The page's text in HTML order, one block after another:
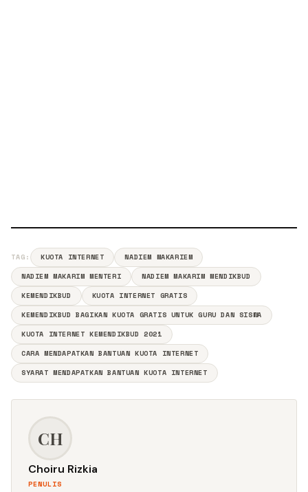
TAG: KUOTA INTERNET
NADIEM MAKARIEM
NADIEM MAKARIM MENTERI
NADIEM MAKARIM MENDIKBUD
KEMENDIKBUD
KUOTA INTERNET GRATIS
KEMENDIKBUD BAGIKAN KUOTA GRATIS UNTUK GURU DAN SISWA
KUOTA INTERNET KEMENDIKBUD 2021
CARA MENDAPATKAN BANTUAN KUOTA INTERNET
SYARAT MENDAPATKAN BANTUAN KUOTA INTERNET
CH
Choiru Rizkia
PENULIS